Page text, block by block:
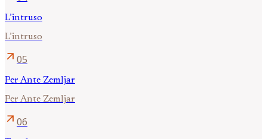
L’intruso
L’intruso
arrow_outward 05
Per Ante Zemljar
Per Ante Zemljar
arrow_outward 06